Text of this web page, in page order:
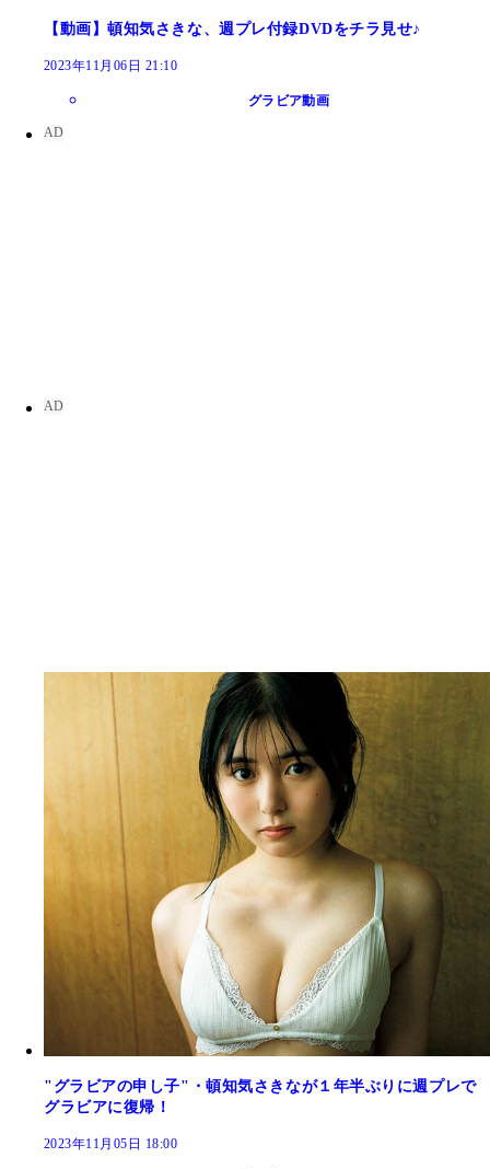
【動画】頓知気さきな、週プレ付録DVDをチラ見せ♪
2023年11月06日 21:10
グラビア動画
"グラビアの申し子"・頓知気さきなが１年半ぶりに週プレで
グラビアに復帰！
2023年11月05日 18:00